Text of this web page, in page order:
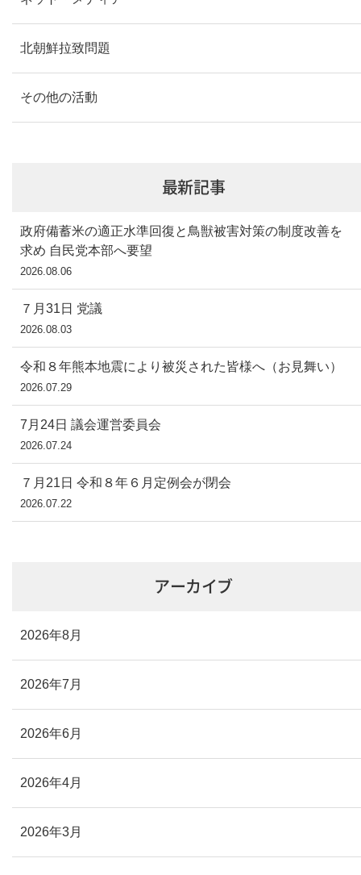
北朝鮮拉致問題
その他の活動
最新記事
政府備蓄米の適正水準回復と鳥獣被害対策の制度改善を
求め 自民党本部へ要望
2026.08.06
７月31日 党議
2026.08.03
令和８年熊本地震により被災された皆様へ（お見舞い）
2026.07.29
7月24日 議会運営委員会
2026.07.24
７月21日 令和８年６月定例会が閉会
2026.07.22
アーカイブ
2026年8月
2026年7月
2026年6月
2026年4月
2026年3月